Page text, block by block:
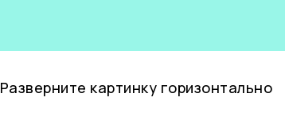
Разверните картинку горизонтально